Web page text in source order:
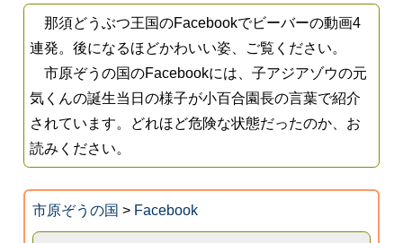
那須どうぶつ王国のFacebookでビーバーの動画4
連発。後になるほどかわいい姿、ご覧ください。
市原ぞうの国のFacebookには、子アジアゾウの元
気くんの誕生当日の様子が小百合園長の言葉で紹介
されています。どれほど危険な状態だったのか、お
読みください。
市原ぞうの国 > Facebook